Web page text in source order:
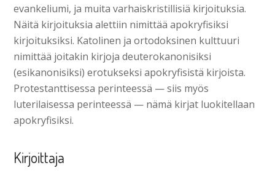
evankeliumi, ja muita varhaiskristillisiä kirjoituksia.
Näitä kirjoituksia alettiin nimittää apokryfisiksi
kirjoituksiksi. Katolinen ja ortodoksinen kulttuuri
nimittää joitakin kirjoja deuterokanonisiksi
(esikanonisiksi) erotukseksi apokryfisistä kirjoista.
Protestanttisessa perinteessä — siis myös
luterilaisessa perinteessä — nämä kirjat luokitellaan
apokryfisiksi.
Kirjoittaja